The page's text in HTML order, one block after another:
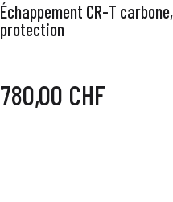
Échappement CR-T
protection
780,00 CHF